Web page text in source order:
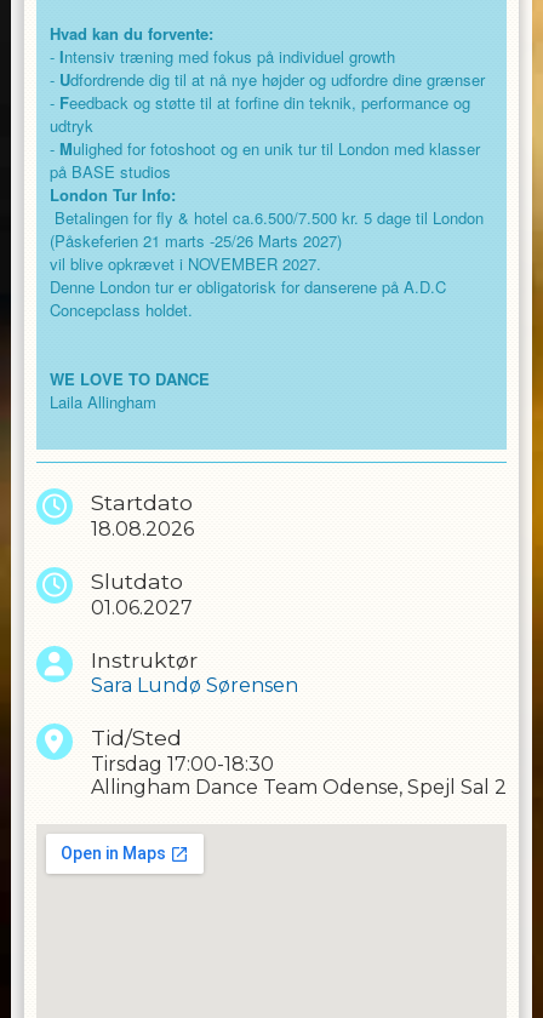
-U dfordrende dig til at nå nye højder og
udfordre dine grænser
-
performance og udtryk
-Mulighed for fotoshoot og en unik tur til
London med klasser på BASE studios
-Forventede omkostninger:
billigere når det er bestilt, men man skal
være parat til at betale 7500 for rejsen fly og
lejligheden / byhus. ( 4/5 dage i Påskeferien )
JANUAR 2027
arrangement for alle deltagere på A.D.C
CONCEPTCLASS.
WE LOVE TO DANCE
Hvad kan du forvente:
- Intensiv træning med fokus på individuel growth
- Udfordrende dig til at nå nye højder og udfordre dine grænser
- Feedback og støtte til at forfine din teknik, performance og
udtryk
- Mulighed for fotoshoot og en unik tur til London med klasser
på BASE studios
London Tur Info:
Betalingen for fly & hotel ca.6.500/7.500 kr. 5 dage til London
(Påskeferien 21 marts -25/26 Marts 2027)
vil blive opkrævet i NOVEMBER 2027.
Denne London tur er obligatorisk for danserene på A.D.C
Concepclass holdet.
WE LOVE TO DANCE
Laila Allingham
Startdato
18.08.2026
Slutdato
01.06.2027
Instruktør
Sara Lundø Sørensen
Tid/Sted
Tirsdag 17:00-18:30
Allingham Dance Team Odense, Spejl Sal 2